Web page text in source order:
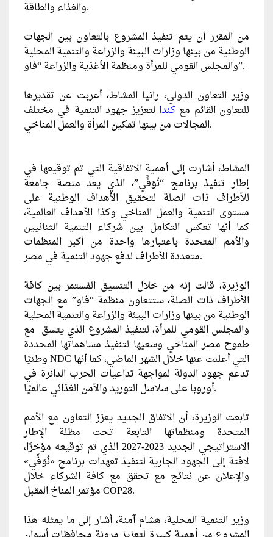
والغذاء والطاقة.
من المقرر أن يتم تنفيذ المشروع بالتعاون بين الجهات
الوطنية من بينها وزارات البيئة والزراعة والتنمية المحلية
والمجلس القومي للمرأة ومنظمة الأغذية والزراعة “فاو”.
وزير التعاون الدولي، رانيا المشاط، أعربت عن تقديرها
للتعاون القائم معكندا لتعزيز جهود التنمية في مختلف
المجالات من بينها تمكين المرأة والعمل المناخي.
المشاط، أشارت إلى أهمية الاتفاقية التي تم توقيعها في
إطار تنفيذ برنامج “نُوَفِّي”، الذي يعد منصة جامعة
للأطراف ذات الصلة لتحقيق الأهداف الوطنية على
مستوى التنمية والعمل المناخي وكذا الأهداف العالمية،
كما أنها تعكس التكامل بين شركاء التنمية الثنائيين
والأمم المتحدة باعتبارها واحدة من أكبر المنظمات
متعددة الأطراف لدفع جهود التنمية في مصر.
الوزيرة، قالت إنه من خلال التنسيق المُستمر بين كافة
الأطراف ذات الصلة، ستتعاون منظمة “فاو” مع الجهات
الوطنية من بينها وزارات البيئة والزراعة والتنمية المحلية
والمجلس القومي للمرأة، لتنفيذ المشروع الذي يتسق مع
طموح مصر المناخي وسعيها لتنفيذ مساهماتها المحددة
وطنيًا NDC التي أعلنت عنها خلال الشهر الماضي، كما أنها
تدعم جهود الدولة لمواجهة تداعيات الحرب الدائرة في
أوروبا على سلاسل التوريد والأمن الغذائي عالميًا.
تابعت الوزيرة، أن الاتفاق الجديد يعزز التعاون مع الأمم
المتحدة ومنظماتها التابعة تحت مظلة الإطار
الاستراتيجي الجديد 2023-2027 الذي تم توقيعه مؤخرًا،
لافتة إلى الجهود الجارية لتنفيذ تعهدات برنامج «نُوَفِّي»
والإعلان عن نتائج مع تحقق مع كافة الشركاء خلال
مؤتمر المناخ المقبل COP28.
وزير التنمية المحلية، هشام آمنة، أشار إلى ما يمثله هذا